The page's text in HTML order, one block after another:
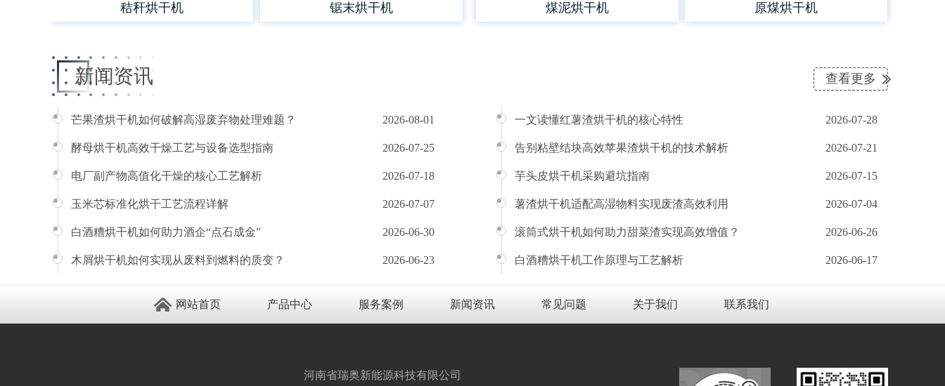
秸秆烘干机 锯末烘干机 煤泥烘干机 原煤烘干机
新闻资讯 查看更多
芒果渣烘干机如何破解高湿废弃物处理难题？ 2026-08-01 一文读懂红薯渣烘干机的核心特性 2026-07-28
酵母烘干机高效干燥工艺与设备选型指南 2026-07-25 告别粘壁结块高效苹果渣烘干机的技术解析 2026-07-21
电厂副产物高值化干燥的核心工艺解析 2026-07-18 芋头皮烘干机采购避坑指南 2026-07-15
玉米芯标准化烘干工艺流程详解 2026-07-07 薯渣烘干机适配高湿物料实现废渣高效利用 2026-07-04
白酒糟烘干机如何助力酒企“点石成金” 2026-06-30 滚筒式烘干机如何助力甜菜渣实现高效增值？ 2026-06-26
木屑烘干机如何实现从废料到燃料的质变？ 2026-06-23 白酒糟烘干机工作原理与工艺解析 2026-06-17
网站首页 产品中心 服务案例 新闻资讯 常见问题 关于我们 联系我们
河南省瑞奥新能源科技有限公司